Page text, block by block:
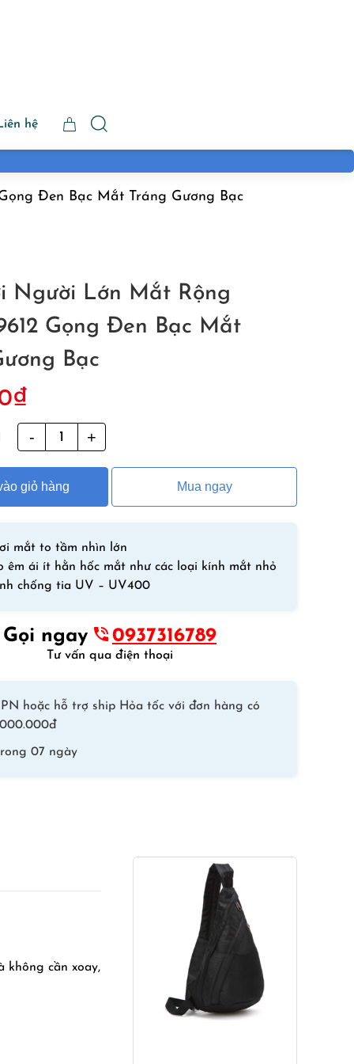
hệ
Đen Bạc Mắt Tráng Gương Bạc
Người Lớn Mắt Rộng
Gọng Đen Bạc Mắt
Bạc
₫
Bơi
Người
Lớn
Mắt
HNSD
9612
Gọng
Mắt
Tráng
Gương
Bạc
giỏ hàng Mua ngay
mắt to tầm nhìn lớn
êm ái ít hằn hốc mắt như các loại kính mắt nhỏ
chống tia UV – UV400
Gọi ngay 0937316789
Tư vấn qua điện thoại
hoặc hỗ trợ ship Hỏa tốc với đơn hàng có
07 ngày
không cần xoay,